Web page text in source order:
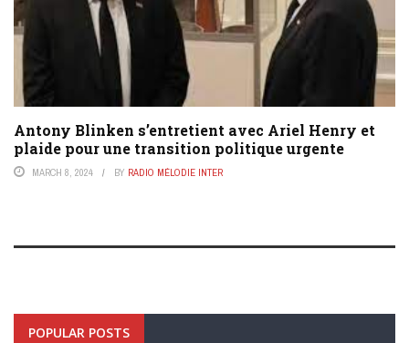
Antony Blinken s’entretient avec Ariel Henry et
plaide pour une transition politique urgente
MARCH 8, 2024 BY RADIO MÉLODIE INTER
POPULAR POSTS